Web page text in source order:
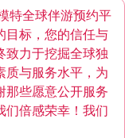
特全球伴游预约平
目标，您的信任与
致力于挖掘全球独
质与服务水平，为
那些愿意公开服务
们倍感荣幸！我们